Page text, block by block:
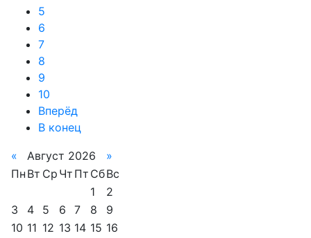
5
6
7
8
9
10
Вперёд
В конец
« Август 2026
»
Пн Вт Ср Чт Пт СбВс
1
2
3
4 5 6 7 8
9
10 11 12 13 14 15 16